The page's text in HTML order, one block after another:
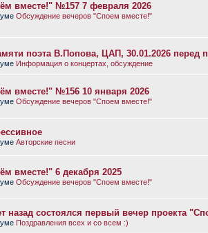
вместе!" №157 7 февраля 2026
Обсуждение вечеров "Споем вместе!"
поэта В.Попова, ЦАП, 30.01.2026 перед
Информация о концертах, обсуждение
вместе!" №156 10 января 2026
Обсуждение вечеров "Споем вместе!"
Авторские песни
вместе!" 6 декабря 2025
Обсуждение вечеров "Споем вместе!"
назад состоялся первый вечер проекта
Поздравления всех и со всем :)